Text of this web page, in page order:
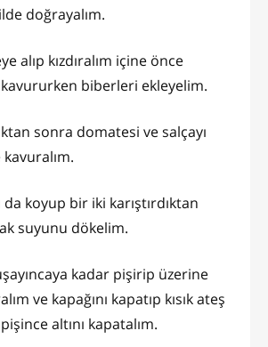
doğrayalım.
alıp kızdıralım içine önce
kavururken biberleri ekleyelim.
sonra domatesi ve salçayı
da koyup bir iki karıştırdıktan
suyunu dökelim.
kadar pişirip üzerine
ve kapağını kapatıp kısık ateş
altını kapatalım.